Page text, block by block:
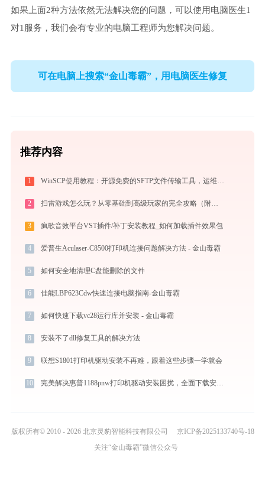
如果上面2种方法依然无法解决您的问题，可以使用电脑医生1
对1服务，我们会有专业的电脑工程师为您解决问题。
可在电脑上搜索“金山毒霸”，用电脑医生修复
推荐内容
1 WinSCP使用教程：开源免费的SFTP文件传输工具，运维必备远程管理利器
2 扫雷游戏怎么玩？从零基础到高级玩家的完全攻略（附必胜技巧）
3 疯歌音效平台VST插件/补丁安装教程_如何加载插件效果包
4 爱普生Aculaser-C8500打印机连接问题解决方法 - 金山毒霸
5 如何安全地清理C盘能删除的文件
6 佳能LBP623Cdw快速连接电脑指南-金山毒霸
7 如何快速下载vc28运行库并安装 - 金山毒霸
8 安装不了dll修复工具的解决方法
9 联想S1801打印机驱动安装不再难，跟着这些步骤一学就会
10 完美解决惠普1188pnw打印机驱动安装困扰，全面下载安装教程
版权所有© 2010 - 2026 北京灵豹智能科技有限公司
京ICP备2025133740号-18
关注“金山毒霸”微信公众号